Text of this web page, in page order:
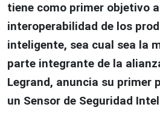
tiene como primer objetivo
interoperabilidad de los
inteligente, sea cual sea la
parte integrante de la
Legrand, anuncia su primer
un Sensor de Seguridad